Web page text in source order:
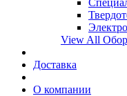
View All
Доставка
О компании